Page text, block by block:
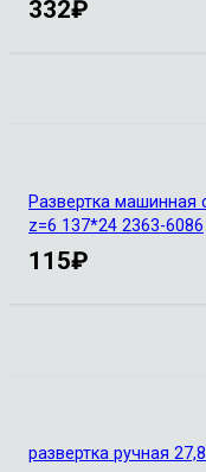
332₽
Развертка
z=6 137*24 2363-6086
115₽
развертка ручная